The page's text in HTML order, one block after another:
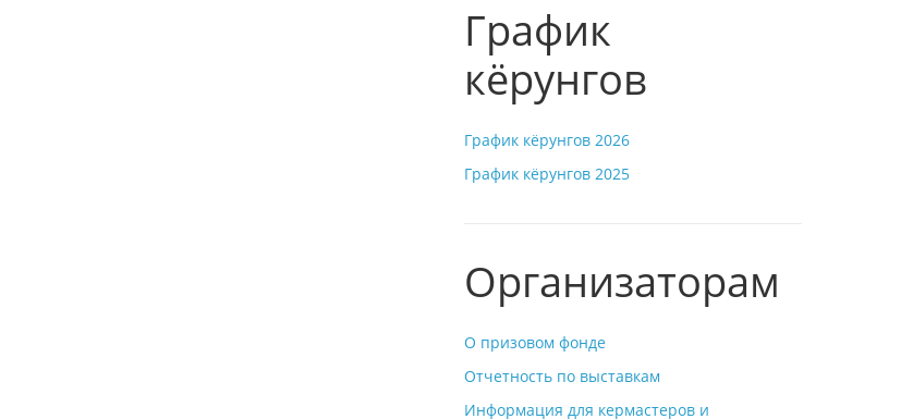
График
кёрунгов
График кёрунгов 2026
График кёрунгов 2025
Организаторам
О призовом фонде
Отчетность по выставкам
Информация для кермастеров и